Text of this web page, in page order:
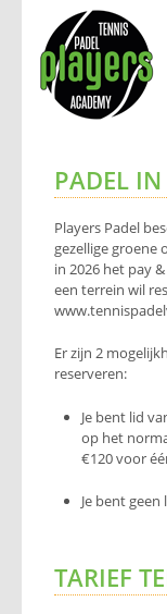
PADEL
Players Padel
gezellige groene
in 2026 het pay
een terrein wil
Er zijn 2
reserveren:
Je bent lid
op het
€120 voor
Je bent
TARIEF